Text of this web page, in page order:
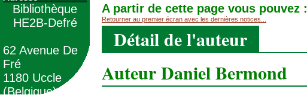
A partir de cette page vous pouvez :
Retourner au premier écran avec les dernières notices...
Détail de l'auteur
Auteur Daniel Bermond
Bibliothèque
HE2B-Defré
62 Avenue De
Fré
1180 Uccle
(Belgique)